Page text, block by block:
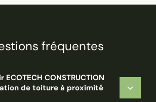
fréquentes
CONSTRUCTION
de toiture à proximité